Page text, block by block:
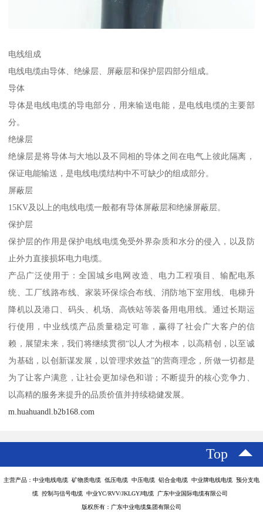
电线组成
电线电缆由导体、绝缘层、屏蔽层和保护层四部分组成。
导体
导体是电线电缆的导电部分，用来输送电能，是电线电缆的主要部
分。
绝缘层
绝缘层是将导体与大地以及不同相的导体之间在电气上彼此隔离，
保证电能输送，是电线电缆结构中不可缺少的组成部分。
屏蔽层
15KV及以上的电线电缆一般都有导体屏蔽层和绝缘屏蔽层。
保护层
保护层的作用是保护电线电缆免受外界杂质和水分的侵入，以及防
止外力直接损坏电力电缆。
产品广泛使用于：全国城乡电网改造、电力工程项目、输配电系
统、工厂线路布线、家装环保综合布线、消防地下室用线、电梯升
降机以及港口、码头、机场、高铁站等装备用电用线。通过长期运
行使用，中业线缆产品质量稳定可靠，赢得了社会广大客户的信
赖，展望未来，我们将继续贯彻“以人才为根本，以高精创，以至诚
为基础，以创新谋发展，以管理求效益”的营商理念，所做一切都是
为了让客户满意，让社会更加绿色和谐；不断提升的核心竞争力、
以高精的服务来提升的品质价值并持续稳健发展。
m.huahuandl.b2b168.com
Top
主营产品：中业电线电缆 矿物质电缆 低压电缆 中压电缆 铝合金电缆 中业牌电线电缆 预分支电
缆 控制与信号电缆 中业YC/RVV/JKLGYJ电缆 广东中业国际电缆有限公司
版权所有：广东中业电缆集团有限公司